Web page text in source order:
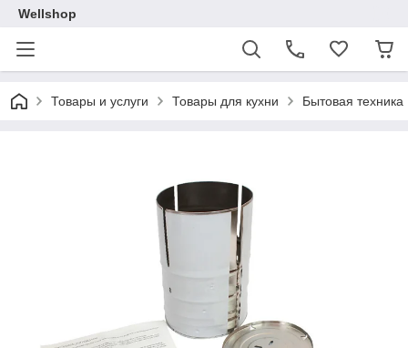
Wellshop
Товары и услуги Товары для кухни Бытовая техника